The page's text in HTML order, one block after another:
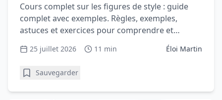
Cours complet sur les figures de style : guide
complet avec exemples. Règles, exemples,
astuces et exercices pour comprendre et
25 juillet 2026 11 min Éloi Martin
Sauvegarder